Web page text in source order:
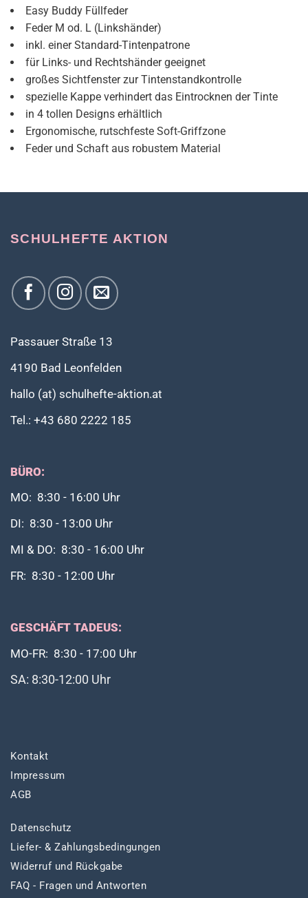
Easy Buddy Füllfeder
Feder M od. L (Linkshänder)
inkl. einer Standard-Tintenpatrone
für Links- und Rechtshänder geeignet
großes Sichtfenster zur Tintenstandkontrolle
spezielle Kappe verhindert das Eintrocknen der Tinte
in 4 tollen Designs erhältlich
Ergonomische, rutschfeste Soft-Griffzone
Feder und Schaft aus robustem Material
SCHULHEFTE AKTION
Passauer Straße 13
4190 Bad Leonfelden
hallo (at) schulhefte-aktion.at
Tel.: +43 680 2222 185
BÜRO:
MO: 8:30 - 16:00 Uhr
DI: 8:30 - 13:00 Uhr
MI & DO: 8:30 - 16:00 Uhr
FR: 8:30 - 12:00 Uhr
GESCHÄFT TADEUS:
MO-FR: 8:30 - 17:00 Uhr
SA: 8:30-12:00 Uhr
Kontakt
Impressum
AGB
Datenschutz
Liefer- & Zahlungsbedingungen
Widerruf und Rückgabe
FAQ - Fragen und Antworten